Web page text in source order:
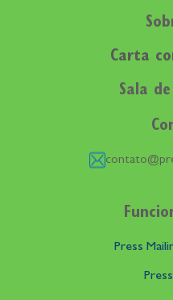
Carta
Sala
Press